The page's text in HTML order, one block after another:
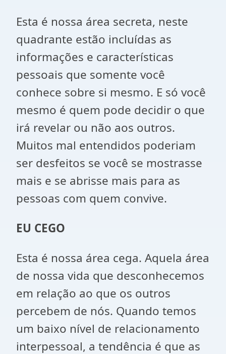
Esta é nossa área secreta, neste
quadrante estão incluídas as
informações e características
pessoais que somente você
conhece sobre si mesmo. E só você
mesmo é quem pode decidir o que
irá revelar ou não aos outros.
Muitos mal entendidos poderiam
ser desfeitos se você se mostrasse
mais e se abrisse mais para as
pessoas com quem convive.
EU CEGO
Esta é nossa área cega. Aquela área
de nossa vida que desconhecemos
em relação ao que os outros
percebem de nós. Quando temos
um baixo nível de relacionamento
interpessoal, a tendência é que as